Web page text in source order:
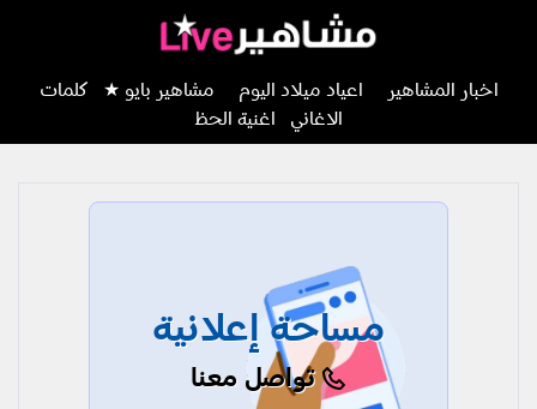
اخبار المشاهير اعياد ميلاد اليوم مشاهير بايو ★
كلمات
الاغاني
اغنية الحظ
مساحة إعلانية
تواصل معنا